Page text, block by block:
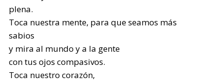
plena.
Toca nuestra mente, para que seamos más
sabios
y mira al mundo y a la gente
con tus ojos compasivos.
Toca nuestro corazón,